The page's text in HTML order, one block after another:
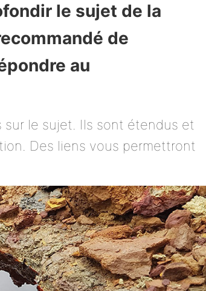
le sujet de la
de
au
le sujet. Ils sont étendus et
Des liens vous permettront